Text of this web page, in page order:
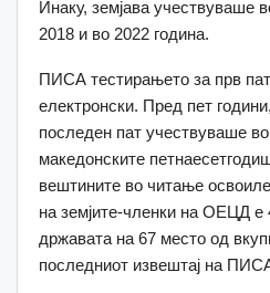
Инаку, земјава учествуваше
2018 и во 2022 година.
ПИСА тестирањето за прв
електронски. Пред пет
последен пат учествуваше
мaкедонските
вештините во читање
на земјите-членки на ОЕЦД е
државата на 67 место од
последниот извештај на